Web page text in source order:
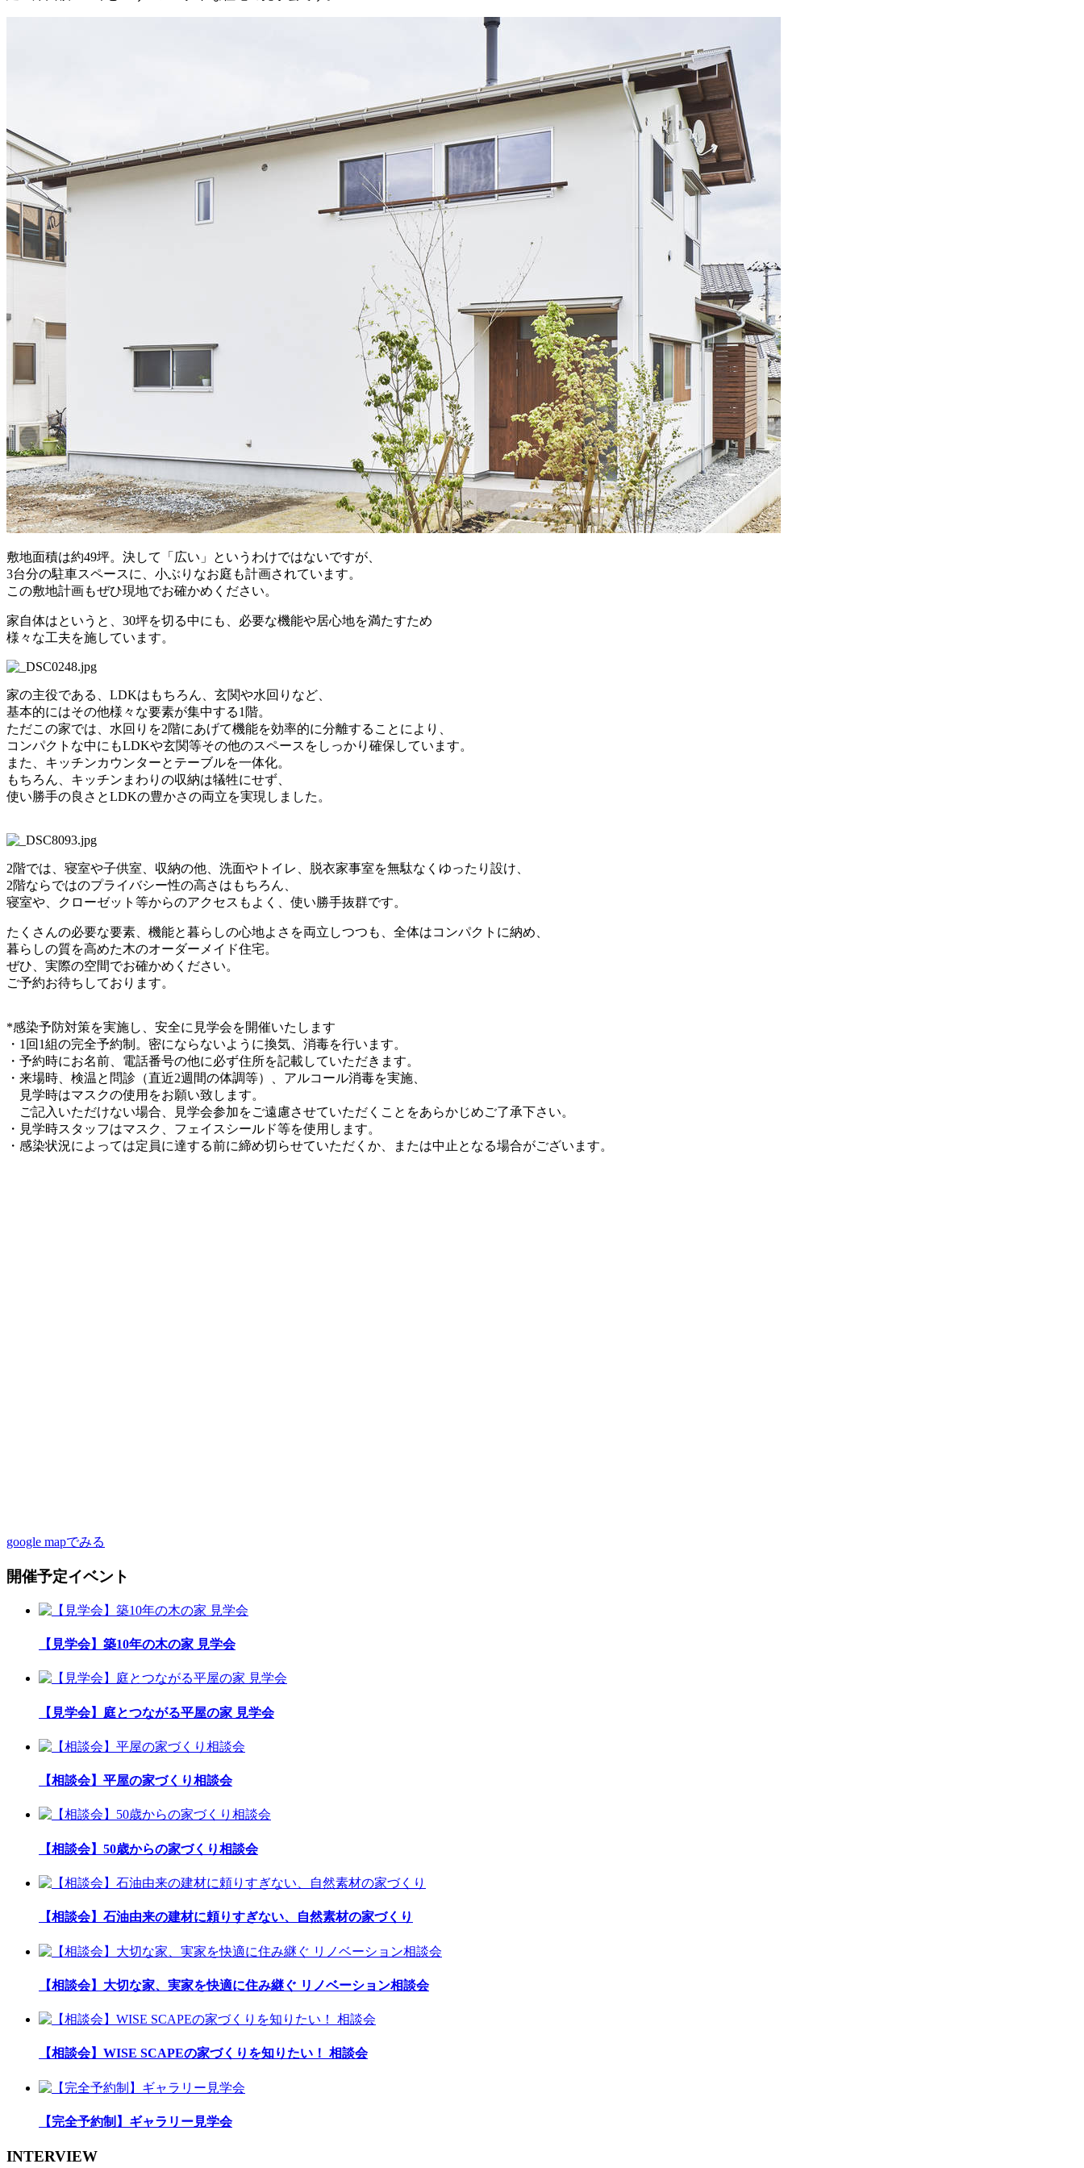
敷地面積は約49坪。決して「広い」というわけではないですが、
3台分の駐車スペースに、小ぶりなお庭も計画されています。
この敷地計画もぜひ現地でお確かめください。
家自体はというと、30坪を切る中にも、必要な機能や居心地を満たすため
様々な工夫を施しています。
家の主役である、LDKはもちろん、玄関や水回りなど、
基本的にはその他様々な要素が集中する1階。
ただこの家では、水回りを2階にあげて機能を効率的に分離することにより、
コンパクトな中にもLDKや玄関等その他のスペースをしっかり確保しています。
また、キッチンカウンターとテーブルを一体化。
もちろん、キッチンまわりの収納は犠牲にせず、
使い勝手の良さとLDKの豊かさの両立を実現しました。
2階では、寝室や子供室、収納の他、洗面やトイレ、脱衣家事室を無駄なくゆったり設け、
2階ならではのプライバシー性の高さはもちろん、
寝室や、クローゼット等からのアクセスもよく、使い勝手抜群です。
たくさんの必要な要素、機能と暮らしの心地よさを両立しつつも、全体はコンパクトに納め、
暮らしの質を高めた木のオーダーメイド住宅。
ぜひ、実際の空間でお確かめください。
ご予約お待ちしております。
*感染予防対策を実施し、安全に見学会を開催いたします
・1回1組の完全予約制。密にならないように換気、消毒を行います。
・予約時にお名前、電話番号の他に必ず住所を記載していただきます。
・来場時、検温と問診（直近2週間の体調等）、アルコール消毒を実施、
見学時はマスクの使用をお願い致します。
ご記入いただけない場合、見学会参加をご遠慮させていただくことをあらかじめご了承下さい。
・見学時スタッフはマスク、フェイスシールド等を使用します。
・感染状況によっては定員に達する前に締め切らせていただくか、または中止となる場合がございます。
google mapでみる
開催予定イベント
【見学会】築10年の木の家 見学会
【見学会】庭とつながる平屋の家 見学会
【相談会】平屋の家づくり相談会
【相談会】50歳からの家づくり相談会
【相談会】石油由来の建材に頼りすぎない、自然素材の家づくり
【相談会】大切な家、実家を快適に住み継ぐ リノベーション相談会
【相談会】WISE SCAPEの家づくりを知りたい！ 相談会
【完全予約制】ギャラリー見学会
INTERVIEW